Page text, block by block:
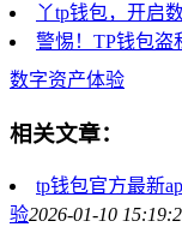
丫tp钱包，开启
警惕！TP钱包盗
数字资产体验
相关文章：
tp钱包官方最新
验2026-01-10